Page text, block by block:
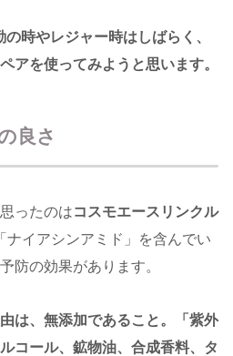
時やレジャー時はしばらく、
アを使ってみようと思います。
良さ
ったのはコスモエースリンクル
ナイアシンアミド」を含んでい
防の効果があります。
は、無添加であること。「紫外
コール、鉱物油、合成香料、タ